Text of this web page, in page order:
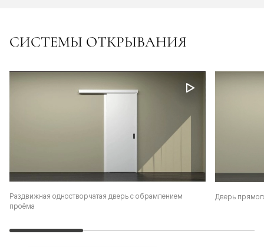
СИСТЕМЫ ОТКРЫВАНИЯ
Раздвижная одностворчатая дверь с обрамлением
проёма
Дверь